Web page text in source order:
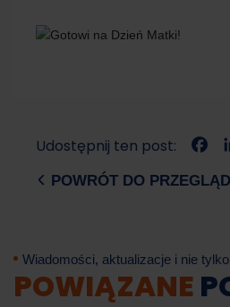
Udostępnij ten post:
POWRÓT DO
Wiadomości, aktualizacje i nie tylko
POWIĄZANE
Cześć! W czym mogę Ci dzisiaj